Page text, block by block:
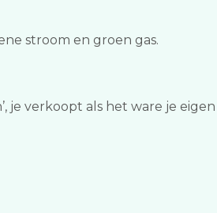
stroom en groen gas.
je verkoopt als het ware je